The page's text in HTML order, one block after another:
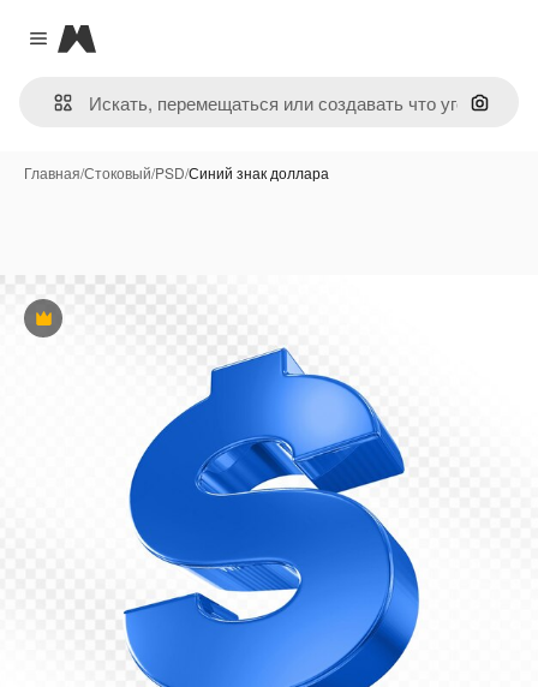
Close menu
Magnific
Поиск
Главная/Стоковый/PSD/Синий знак доллара
Премиум